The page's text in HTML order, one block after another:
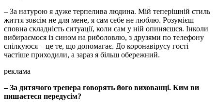
– За натурою я дуже терпелива людина. Мій теперішній стиль
життя зовсім не для мене, я сам себе не люблю. Розумієш
сповна складність ситуації, коли сам у ній опиняєшся. Інколи
вибираємося із сином на риболовлю, з друзями по телефону
спілкуюся – це те, що допомагає. До коронавірусу гості
частіше приходили, а зараз я більш обережний.
реклама
– За дитячого тренера говорять його вихованці. Ким ви
пишаєтеся передусім?